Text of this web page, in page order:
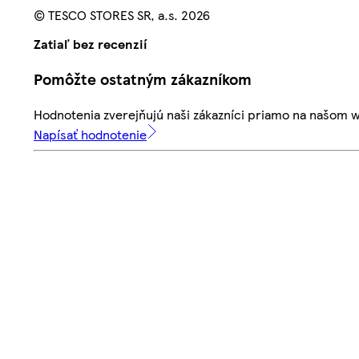
© TESCO STORES SR, a.s. 2026
Zatiaľ bez recenzií
Pomôžte ostatným zákazníkom
Hodnotenia zverejňujú naši zákazníci priamo na
Napísať hodnotenie